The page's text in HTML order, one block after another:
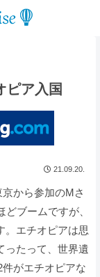
ピア入国
21.09.20.
から参加のMさ
ブームですが、
。エチオピアは思
ったって、世界遺
がエチオピアな